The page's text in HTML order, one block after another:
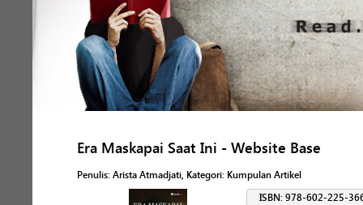
Era Maskapai Saat Ini - Website Base
Penulis: Arista Atmadjati, Kategori: Kumpulan Artikel
ISBN: 978-602-225-